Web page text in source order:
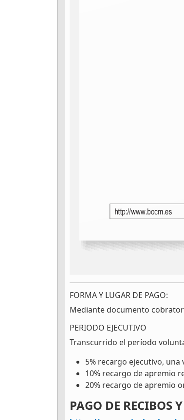
FORMA Y LUGAR DE PAGO:
Mediante documento
PERIODO EJECUTIVO
Transcurrido el período
5% recargo ejecutivo,
10% recargo de apremio
20% recargo de apremio
PAGO DE RECIBOS